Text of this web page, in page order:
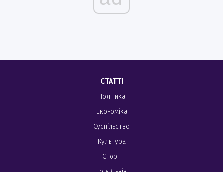
СТАТТІ
Політика
Економіка
Суспільство
Культура
Спорт